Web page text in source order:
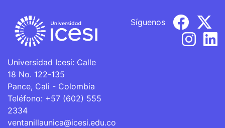
Universidad Icesi: Calle
18 No. 122-135
Pance, Cali - Colombia
Teléfono: +57 (602) 555
2334
ventanillaunica@icesi.edu.co
Síguenos